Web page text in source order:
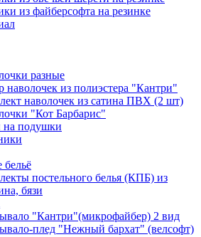
из файберсофта на резинке
разные
наволочек из полиэстера "Кантри"
наволочек из сатина ПВХ (2 шт)
"Кот Барбарис"
на подушки
бельё
постельного белья (КПБ) из
бязи
"Кантри"(микрофайбер) 2 вид
плед "Нежный бархат" (велсофт)